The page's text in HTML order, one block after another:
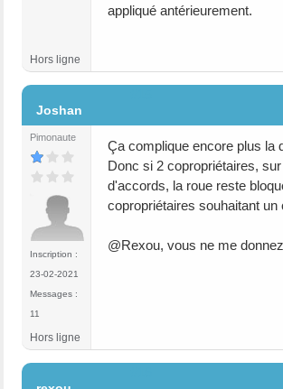
appliqué antérieurement.
Hors ligne
Joshan
Pimonaute
Inscription :
23-02-2021
Messages :
11
Ça complique encore plus la
Donc si 2 copropriétaires,
d'accords, la roue reste
copropriétaires souhaitant
@Rexou, vous ne me
Hors ligne